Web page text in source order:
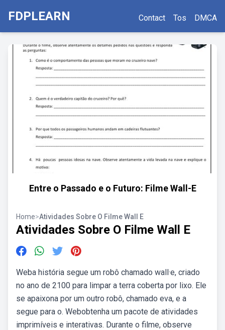
FDPLEARN Contact Tos DMCA
Entre o Passado e o Futuro: Filme Wall-E
Home>Atividades Sobre O Filme Wall E
Atividades Sobre O Filme Wall E
Weba história segue um robô chamado wall·e, criado
no ano de 2100 para limpar a terra coberta por lixo. Ele
se apaixona por um outro robô, chamado eva, e a
segue para o. Webobtenha um pacote de atividades
imprimíveis e interativas. Durante o filme, observe